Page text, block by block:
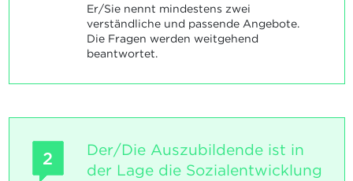
Er/Sie nennt mindestens zwei
verständliche und passende Angebote.
Die Fragen werden weitgehend
beantwortet.
2
Der/Die Auszubildende ist in
der Lage die Sozialentwicklung